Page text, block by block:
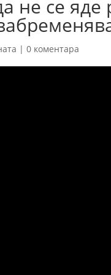
не се яде
|0 коментара